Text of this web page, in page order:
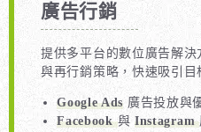
廣告行銷
提供多平台的數位廣告解決
與再行銷策略，快速吸引目
Google Ads 廣告投放與
Facebook與 Instagram